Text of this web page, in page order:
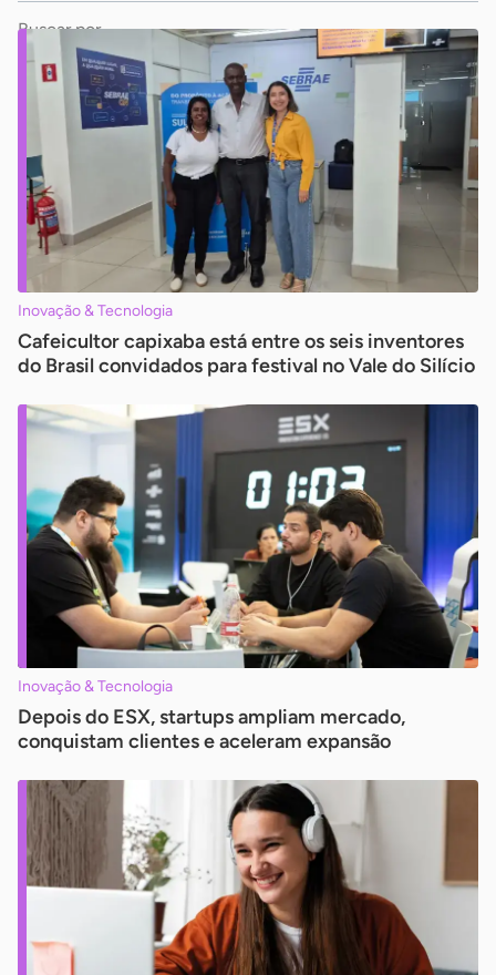
para
busca
chave
Pesquisar
Inovação & Tecnologia
Cafeicultor capixaba está entre os seis inventores
do Brasil convidados para festival no Vale do Silício
Inovação & Tecnologia
Depois do ESX, startups ampliam mercado,
conquistam clientes e aceleram expansão